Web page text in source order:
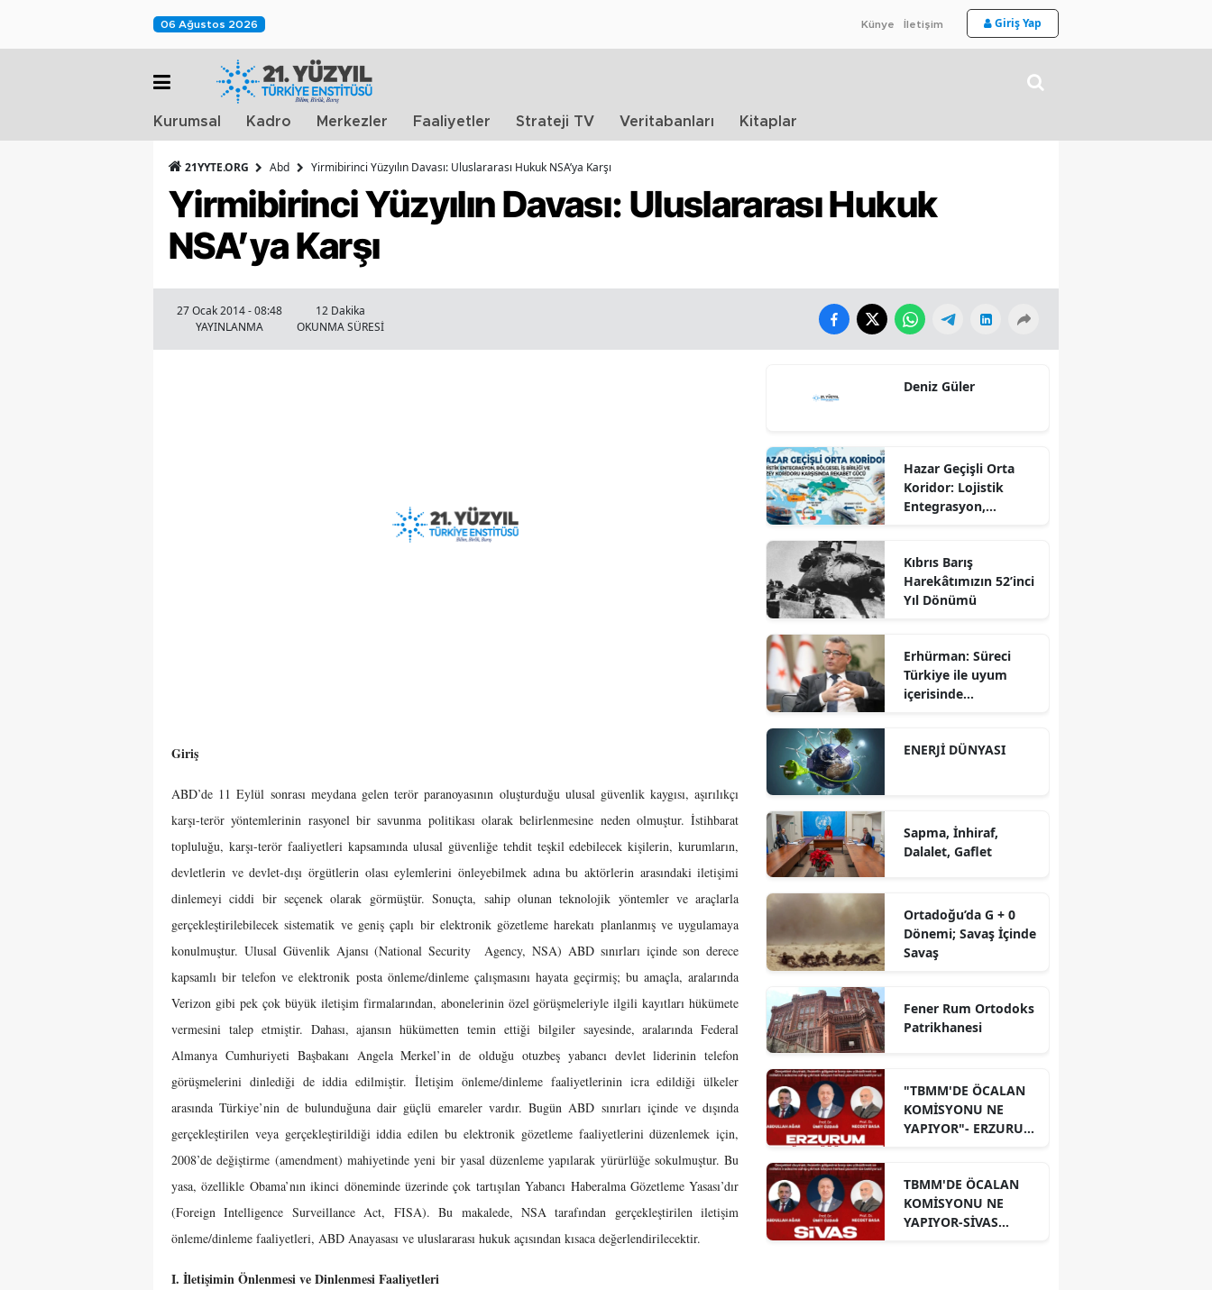
06 Ağustos 2026 Künye İletişim Giriş Yap
Kurumsal Kadro Merkezler Faaliyetler Strateji TV Veritabanları Kitaplar
21YYTE.ORG Abd Yirmibirinci Yüzyılın Davası: Uluslararası Hukuk NSA’ya Karşı
Yirmibirinci Yüzyılın Davası: Uluslararası Hukuk
NSA’ya Karşı
27 Ocak 2014 - 08:48
YAYINLANMA
12 Dakika
OKUNMA SÜRESİ
Giriş
ABD’de 11 Eylül sonrası meydana gelen terör paranoyasının oluşturduğu ulusal güvenlik kaygısı, aşırılıkçı
karşı-terör yöntemlerinin rasyonel bir savunma politikası olarak belirlenmesine neden olmuştur. İstihbarat
topluluğu, karşı-terör faaliyetleri kapsamında ulusal güvenliğe tehdit teşkil edebilecek kişilerin, kurumların,
devletlerin ve devlet-dışı örgütlerin olası eylemlerini önleyebilmek adına bu aktörlerin arasındaki iletişimi
dinlemeyi ciddi bir seçenek olarak görmüştür. Sonuçta, sahip olunan teknolojik yöntemler ve araçlarla
gerçekleştirilebilecek sistematik ve geniş çaplı bir elektronik gözetleme harekatı planlanmış ve uygulamaya
konulmuştur. Ulusal Güvenlik Ajansı (National Security Agency, NSA) ABD sınırları içinde son derece
kapsamlı bir telefon ve elektronik posta önleme/dinleme çalışmasını hayata geçirmiş; bu amaçla, aralarında
Verizon gibi pek çok büyük iletişim firmalarından, abonelerinin özel görüşmeleriyle ilgili kayıtları hükümete
vermesini talep etmiştir. Dahası, ajansın hükümetten temin ettiği bilgiler sayesinde, aralarında Federal
Almanya Cumhuriyeti Başbakanı Angela Merkel’in de olduğu otuzbeş yabancı devlet liderinin telefon
görüşmelerini dinlediği de iddia edilmiştir. İletişim önleme/dinleme faaliyetlerinin icra edildiği ülkeler
arasında Türkiye’nin de bulunduğuna dair güçlü emareler vardır. Bugün ABD sınırları içinde ve dışında
gerçekleştirilen veya gerçekleştirildiği iddia edilen bu elektronik gözetleme faaliyetlerini düzenlemek için,
2008’de değiştirme (amendment) mahiyetinde yeni bir yasal düzenleme yapılarak yürürlüğe sokulmuştur. Bu
yasa, özellikle Obama’nın ikinci döneminde üzerinde çok tartışılan Yabancı Haberalma Gözetleme Yasası’dır
(Foreign Intelligence Surveillance Act, FISA). Bu makalede, NSA tarafından gerçekleştirilen iletişim
önleme/dinleme faaliyetleri, ABD Anayasası ve uluslararası hukuk açısından kısaca değerlendirilecektir.
I. İletişimin Önlenmesi ve Dinlenmesi Faaliyetleri
Deniz Güler
Hazar Geçişli Orta
Koridor: Lojistik
Entegrasyon,
Karşısında Rekabet
Gücü
Kıbrıs Barış
Harekâtımızın 52’inci
Yıl Dönümü
Erhürman: Süreci
Türkiye ile uyum
içerisinde
ENERJİ DÜNYASI
Sapma, İnhiraf,
Dalalet, Gaflet
Ortadoğu’da G + 0
Dönemi; Savaş İçinde
Savaş
Fener Rum Ortodoks
Patrikhanesi
"TBMM'DE ÖCALAN
KOMİSYONU NE
YAPIYOR"- ERZURUM
TBMM'DE ÖCALAN
KOMİSYONU NE
YAPIYOR-SİVAS